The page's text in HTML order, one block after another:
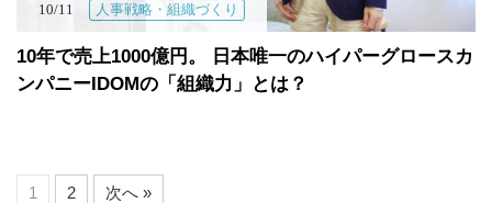
10年で売上1000億円。 日本唯一のハイパーグロースカ
ンパニーIDOMの「組織力」とは？
10/11 人事戦略・組織づくり
1 2 次へ »